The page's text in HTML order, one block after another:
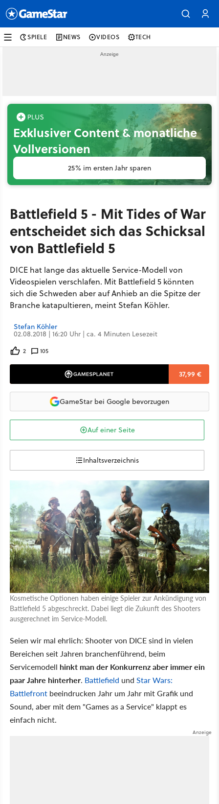
SPIELE NEWS VIDEOS TECH
Exklusiver Content & monatliche
Vollversionen
25% im ersten Jahr sparen
Battlefield 5 - Mit Tides of War
entscheidet sich das Schicksal
von Battlefield 5
DICE hat lange das aktuelle Service-Modell von
Videospielen verschlafen. Mit Battlefield 5 könnten
sich die Schweden aber auf Anhieb an die Spitze der
Branche katapultieren, meint Stefan Köhler.
Stefan Köhler
02.08.2018 | 16:20 Uhr | ca. 4 Minuten Lesezeit
2 105
37,99 €
GameStar bei Google bevorzugen
Auf einer Seite
Inhaltsverzeichnis
Kosmetische Optionen haben einige Spieler zur Ankündigung von
Battlefield 5 abgeschreckt. Dabei liegt die Zukunft des Shooters
ausgerechnet im Service-Modell.
Seien wir mal ehrlich: Shooter von DICE sind in vielen
Bereichen seit Jahren branchenführend, beim
Servicemodell hinkt man der Konkurrenz aber immer ein
paar Jahre hinterher. Battlefield und Star Wars:
Battlefront beeindrucken Jahr um Jahr mit Grafik und
Sound, aber mit dem "Games as a Service" klappt es
einfach nicht.